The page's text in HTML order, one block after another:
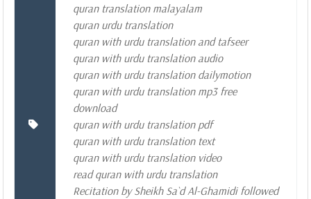
quran translation malayalam
quran urdu translation
quran with urdu translation and tafseer
quran with urdu translation audio
quran with urdu translation dailymotion
quran with urdu translation mp3 free
download
quran with urdu translation pdf
quran with urdu translation text
quran with urdu translation video
read quran with urdu translation
Recitation by Sheikh Sa`d Al-Ghamidi followed